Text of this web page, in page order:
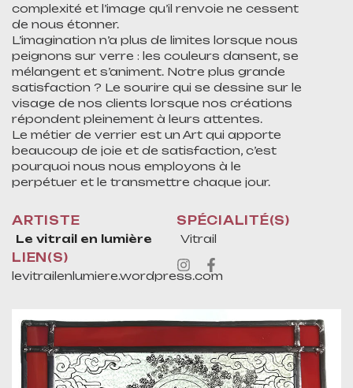
complexité et l’image qu’il renvoie ne cessent
de nous étonner.
L’imagination n’a plus de limites lorsque nous
peignons sur verre : les couleurs dansent, se
mélangent et s’animent. Notre plus grande
satisfaction ? Le sourire qui se dessine sur le
visage de nos clients lorsque nos créations
répondent pleinement à leurs attentes.
Le métier de verrier est un Art qui apporte
beaucoup de joie et de satisfaction, c’est
pourquoi nous nous employons à le
perpétuer et le transmettre chaque jour.
ARTISTE
Le vitrail en lumière
SPÉCIALITÉ(S)
Vitrail
LIEN(S)
levitrailenlumiere.wordpress.com